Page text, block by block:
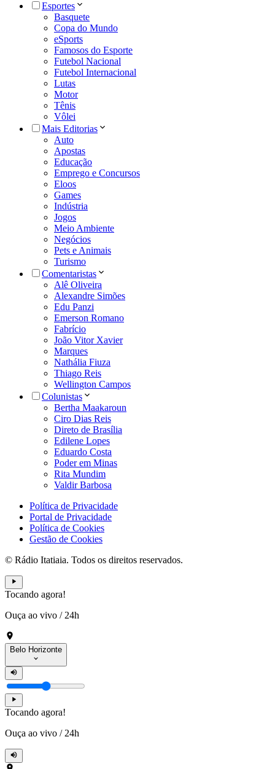
Esportes
Basquete
Copa do Mundo
eSports
Famosos do Esporte
Futebol Nacional
Futebol Internacional
Lutas
Motor
Tênis
Vôlei
Mais Editorias
Auto
Apostas
Educação
Emprego e Concursos
Eloos
Games
Indústria
Jogos
Meio Ambiente
Negócios
Pets e Animais
Turismo
Comentaristas
Alê Oliveira
Alexandre Simões
Edu Panzi
Emerson Romano
Fabrício
João Vitor Xavier
Marques
Nathália Fiuza
Thiago Reis
Wellington Campos
Colunistas
Bertha Maakaroun
Ciro Dias Reis
Direto de Brasília
Edilene Lopes
Eduardo Costa
Poder em Minas
Rita Mundim
Valdir Barbosa
Política de Privacidade
Portal de Privacidade
Política de Cookies
Gestão de Cookies
© Rádio Itatiaia. Todos os direitos reservados.
Tocando agora!
Ouça ao vivo /24h
Belo Horizonte
Tocando agora!
Ouça ao vivo /24h